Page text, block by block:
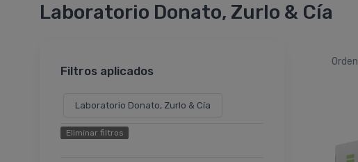
Laboratorio Donato, Zurlo & Cía
Filtros aplicados
Laboratorio Donato, Zurlo & Cía
Eliminar filtros
Orden